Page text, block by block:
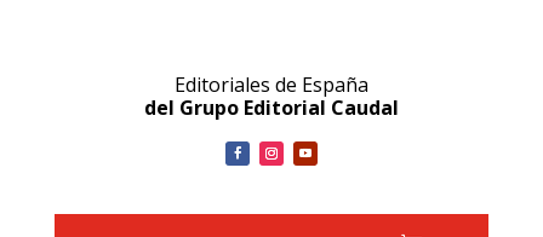
Editoriales de España
del Grupo Editorial Caudal